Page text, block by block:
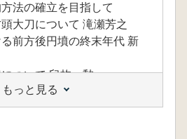
法の確立を目指して
大刀について 滝瀬芳之
前方後円墳の終末年代 新
ついて 臼杵 勲
年について 斎藤 弘
て 宮下知良
轡」について 環状鏡板付
もっと見る